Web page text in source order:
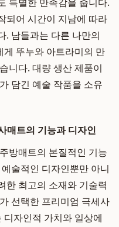
되어 시간이 지남에 따라
. 남들과는 다른 나만의
뚜누와 아트라미의 만
니다. 대량 생산 제품이
담긴 예술 작품을 소유
매트의 기능과 디자인
방매트의 본질적인 기능
술적인 디자인뿐만 아니
한 최고의 소재와 기술력
선택한 프리미엄 극세사
디자인적 가치와 일상에